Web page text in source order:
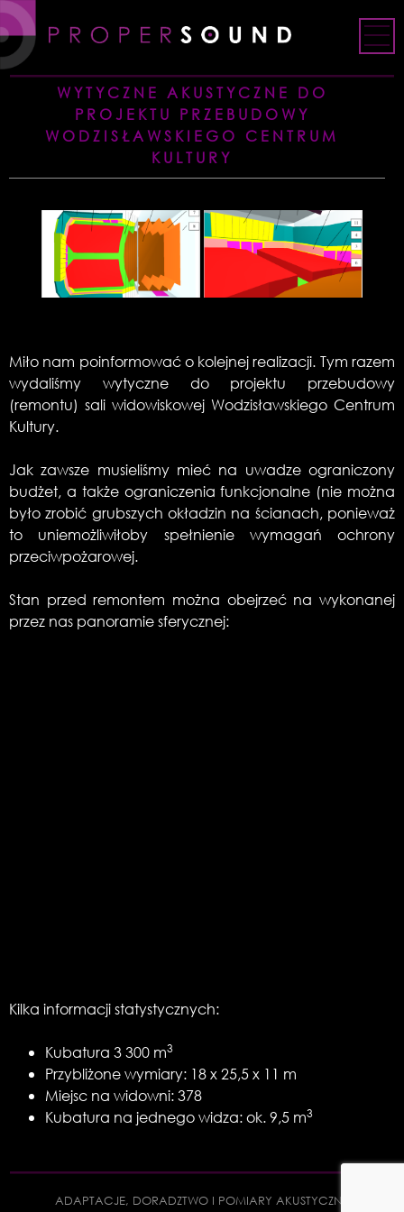
Skip
to
content
WYTYCZNE AKUSTYCZNE DO
PROJEKTU PRZEBUDOWY
WODZISŁAWSKIEGO CENTRUM
KULTURY
Miło nam poinformować o kolejnej realizacji. Tym razem
wydaliśmy wytyczne do projektu przebudowy
(remontu) sali widowiskowej Wodzisławskiego Centrum
Kultury.
Jak zawsze musieliśmy mieć na uwadze ograniczony
budżet, a także ograniczenia funkcjonalne (nie można
było zrobić grubszych okładzin na ścianach, ponieważ
to uniemożliwiłoby spełnienie wymagań ochrony
przeciwpożarowej.
Stan przed remontem można obejrzeć na wykonanej
przez nas panoramie sferycznej:
Kilka informacji statystycznych:
Kubatura 3 300 m3
Przybliżone wymiary: 18 x 25,5 x 11 m
Miejsc na widowni: 378
Kubatura na jednego widza: ok. 9,5 m3
ADAPTACJE, DORADZTWO I POMIARY AKUSTYCZNE